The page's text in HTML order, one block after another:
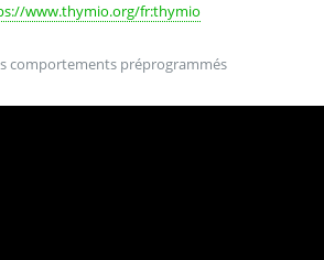
www.thymio.org/fr:thymio
comportements préprogrammés